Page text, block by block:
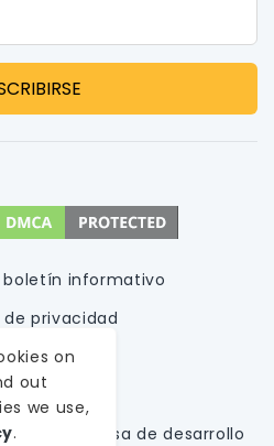
boletín informativo
privacidad
de uso
del sitio
Empresa de desarrollo
on
out
we use,
.